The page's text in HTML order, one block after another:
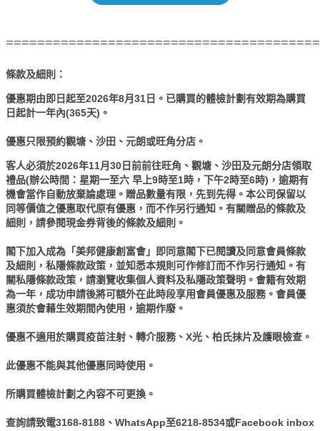
條款及細則：
優惠期由即日起至2026年8月31日。已購買的體檢計劃有效期為購買
日起計一年內(365天)。
優惠只限預約觀塘、沙田、元朗或旺角分店。
客人必須於2026年11月30日前前往旺角 、觀塘、沙田及元朗分店領取
禮品(辦公時間：星期一至六 早上9時至1時，下午2時至6時)，逾期有
機會當作自動放棄論處理。贈品數量有限，先到先得。本公司保留以
同等價值之優惠取代原有優惠，而不作另行通知。有關贈品的條款及
細則，請參閱現金券背後的條款及細則。
閣下加入成為「美邦健康創富會」即同意閣下已閱讀及同意會員條款
及細則，私隱條款政策，並知悉本規則可作修訂而不作另行通知。有
關私隱條款政策，請瀏覽收集個人資料及私隱政策聲明。會籍有效期
為一年，成功申請後將可額外在此時段享用會員優惠及服務。會員優
惠須於會藉生效期間內使用，逾期作廢。
優惠不適用於購買疫苗注射、轉介服務、X光、柏氏抹片及護眼檢查。
此優惠不能與其他優惠同時使用。
所購買體檢計劃之內容不可更換。
查詢請致電3168-8188、WhatsApp至6218-8534或Facebook inbox